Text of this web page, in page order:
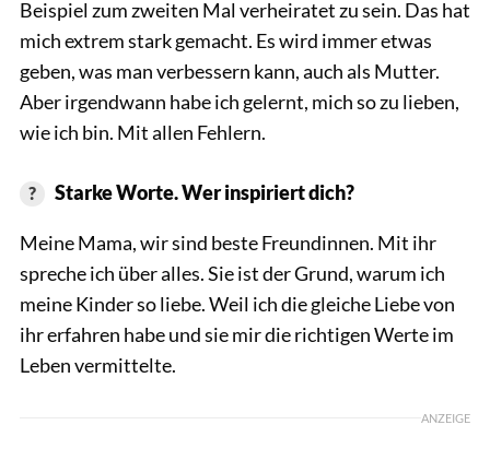
Beispiel zum zweiten Mal verheiratet zu sein. Das hat
mich extrem stark gemacht. Es wird immer etwas
geben, was man verbessern kann, auch als Mutter.
Aber irgendwann habe ich gelernt, mich so zu lieben,
wie ich bin. Mit allen Fehlern.
Starke Worte. Wer inspiriert dich?
Meine Mama, wir sind beste Freundinnen. Mit ihr
spreche ich über alles. Sie ist der Grund, warum ich
meine Kinder so liebe. Weil ich die gleiche Liebe von
ihr erfahren habe und sie mir die richtigen Werte im
Leben vermittelte.
ANZEIGE